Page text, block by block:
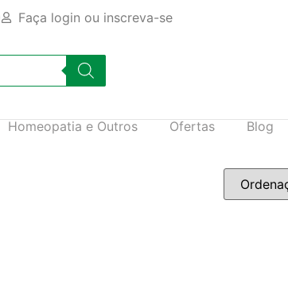
Faça login ou inscreva-se
Homeopatia e Outros Ofertas Blog